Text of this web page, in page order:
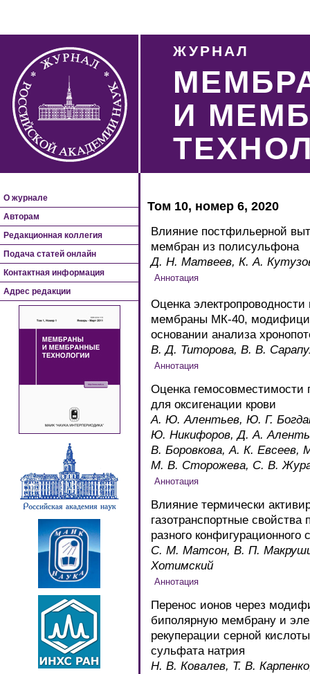
ЖУРНАЛ
И
О журнале
Авторам
Редакционная коллегия
Подача статей онлайн
Контактная информация
Адрес редакции
Том 10, номер 6, 2020
Влияние постфильерной
мембран из полисульфона
Д. Н. Матвеев, К. А.
Оценка
мембраны МК-40,
основании анализа
В. Д. Титорова, В. В.
Оценка
для оксигенации крови
А. Ю. Алентьев, Ю. Г.
Ю. Никифоров, Д. А.
В. Боровкова, А. К. Евсеев,
М. В. Сторожева, С. В.
Влияние термически
газотранспортные
разного конфигурационного
С. М. Матсон, В. П.
Хотимский
Перенос ионов через
биполярную мембрану и
рекуперации серной
сульфата натрия
Н. В. Ковалев, Т. В.